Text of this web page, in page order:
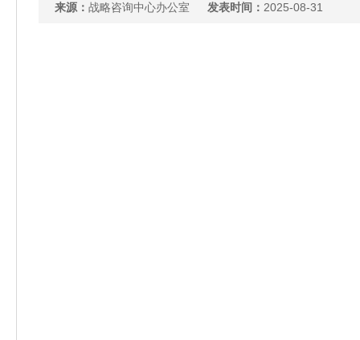
来源： 战略咨询中心办公室 发表时间： 2025-08-31